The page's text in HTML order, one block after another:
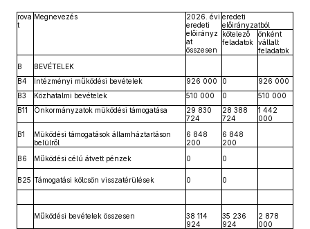
rova
t
Megnevezés
2026. évi
eredeti
előirányz
at
összesen
eredeti
előirányzatból
kötelező
feladatok
önként
vállalt
feladatok
B
BEVÉTELEK
B4
Intézményi működési bevételek 926 000 0
926 000
B3
Közhatalmi bevételek 510 000 0
510 000
B11
Önkormányzatok müködési támogatása
29 830
724
28 388
724
1 442
000
B1
Müködési támogatások államháztartáson
belülről
6 848
200
6 848
200
B6
Működési célú átvett pénzek 0 0
B25 Támogatási kölcsön visszatérülések 0 0
Működési bevételek összesen
38 114
924
35 236
924
2 878
000